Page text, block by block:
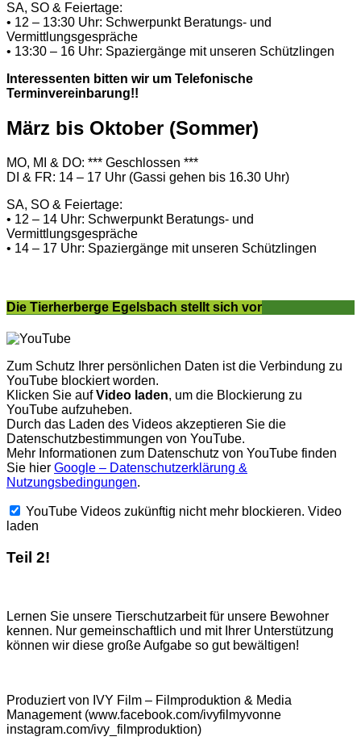
SA, SO & Feiertage:
• 12 – 13:30 Uhr: Schwerpunkt Beratungs- und
Vermittlungsgespräche
• 13:30 – 16 Uhr: Spaziergänge mit unseren Schützlingen
Interessenten bitten wir um Telefonische
Terminvereinbarung!!
März bis Oktober (Sommer)
MO, MI & DO: *** Geschlossen ***
DI & FR: 14 – 17 Uhr (Gassi gehen bis 16.30 Uhr)
SA, SO & Feiertage:
• 12 – 14 Uhr: Schwerpunkt Beratungs- und
Vermittlungsgespräche
• 14 – 17 Uhr: Spaziergänge mit unseren Schützlingen
Die Tierherberge Egelsbach stellt sich vor
Zum Schutz Ihrer persönlichen Daten ist die Verbindung zu
YouTube blockiert worden.
Klicken Sie aufVideo laden, um die Blockierung zu
YouTube aufzuheben.
Durch das Laden des Videos akzeptieren Sie die
Datenschutzbestimmungen von YouTube.
Mehr Informationen zum Datenschutz von YouTube finden
Sie hier Google – Datenschutzerklärung &
Nutzungsbedingungen.
YouTube Videos zukünftig nicht mehr blockieren. Video
laden
Teil 2!
Lernen Sie unsere Tierschutzarbeit für unsere Bewohner
kennen. Nur gemeinschaftlich und mit Ihrer Unterstützung
können wir diese große Aufgabe so gut bewältigen!
Produziert von IVY Film – Filmproduktion & Media
Management (www.facebook.com/ivyfilmyvonne
instagram.com/ivy_filmproduktion)